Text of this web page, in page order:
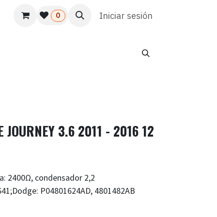
Usuario Atención al cliente HR
0 Iniciar sesión
JOURNEY 3.6 2011 - 2016 12
2400Ω, condensador 2,2
P04801624AD, 4801482AB